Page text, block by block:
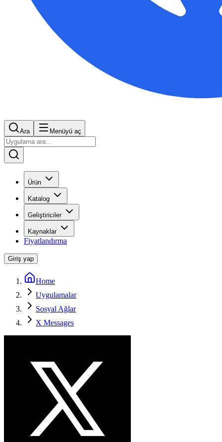
Ara Menüyü aç
Ürün
Katalog
Geliştiriciler
Kaynaklar
Fiyatlandırma
Giriş yap
Home
Uygulamalar
Sosyal Ağlar
X Messages